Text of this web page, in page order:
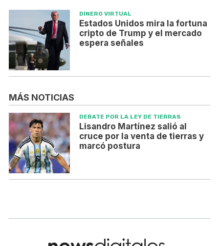
DINERO VIRTUAL
Estados Unidos mira la fortuna
cripto de Trump y el mercado
espera señales
MÁS NOTICIAS
DEBATE POR LA LEY DE TIERRAS
Lisandro Martínez salió al
cruce por la venta de tierras y
marcó postura